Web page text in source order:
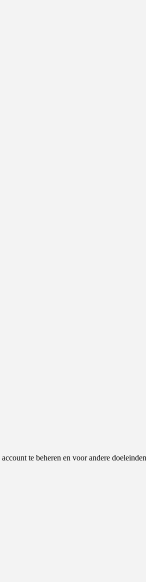
te beheren en voor andere